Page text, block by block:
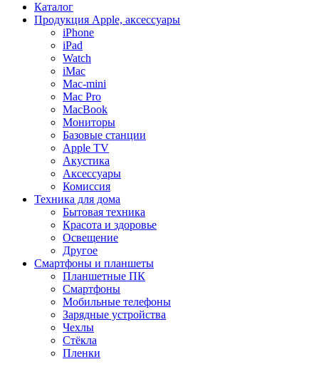
Каталог
Продукция Apple, аксессуары
iPhone
iPad
Watch
iMac
Mac-mini
Mac Pro
MacBook
Мониторы
Базовые станции
Apple TV
Акустика
Аксессуары
Комиссия
Техника для дома
Бытовая техника
Красота и здоровье
Освещение
Другое
Смартфоны и планшеты
Планшетные ПК
Смартфоны
Мобильные телефоны
Зарядные устройства
Чехлы
Стёкла
Пленки